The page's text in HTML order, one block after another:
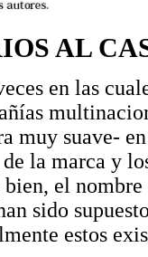
AL
en las
muy suave-
la marca y
el
sido
estos